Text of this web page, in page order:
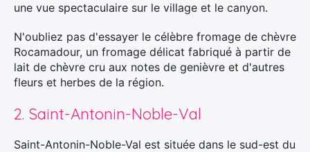
une vue spectaculaire sur le village et le canyon.
N'oubliez pas d'essayer le célèbre fromage de chèvre
Rocamadour, un fromage délicat fabriqué à partir de
lait de chèvre cru aux notes de genièvre et d'autres
fleurs et herbes de la région.
2. Saint-Antonin-Noble-Val
Saint-Antonin-Noble-Val est située dans le sud-est du